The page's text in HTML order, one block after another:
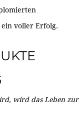
voller Erfolg.
wird das Leben zur